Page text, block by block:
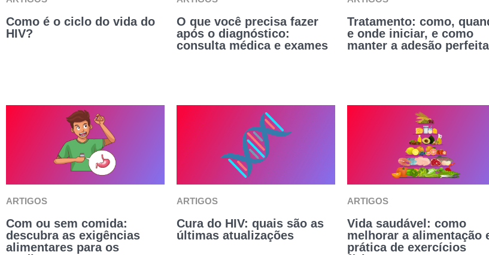
Como é o ciclo do vida do
HIV?
O que você precisa fazer
após o diagnóstico:
consulta médica e exames
Tratamento: como,
e onde iniciar, e como
manter a adesão perfeita
ARTIGOS
Com ou sem comida:
descubra as exigências
alimentares para os
ARTIGOS
Cura do HIV: quais são as
últimas atualizações
ARTIGOS
Vida saudável: como
melhorar a alimentação
prática de exercícios